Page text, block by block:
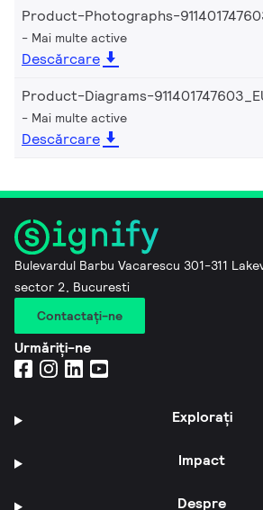
Product-Photographs-
Mai multe active
Descărcare
Product-Diagrams-
Mai multe active
Descărcare
Bulevardul Barbu Vacarescu 301-311
sector 2, Bucuresti
Contactaţi-ne
Urmăriți-ne
Explorați
Impact
Despre